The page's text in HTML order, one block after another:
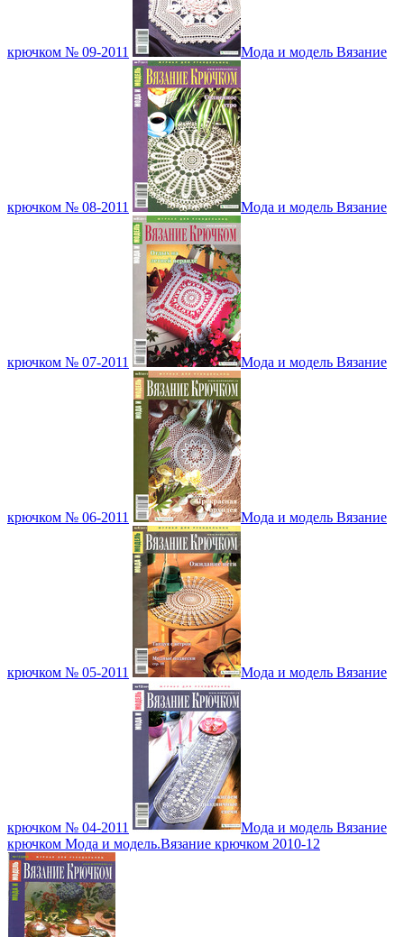
крючком № 09-2011 Мода и модель Вязание
крючком № 08-2011 Мода и модель Вязание
крючком № 07-2011 Мода и модель Вязание
крючком № 06-2011 Мода и модель Вязание
крючком № 05-2011 Мода и модель Вязание
крючком № 04-2011
Мода и модель Вязание
крючком Мода и модель.Вязание крючком 2010-12